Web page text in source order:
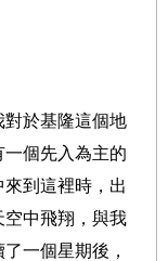
於基隆這個地
個先入為主的
來到這裡時，出
空中飛翔，與我
一個星期後，